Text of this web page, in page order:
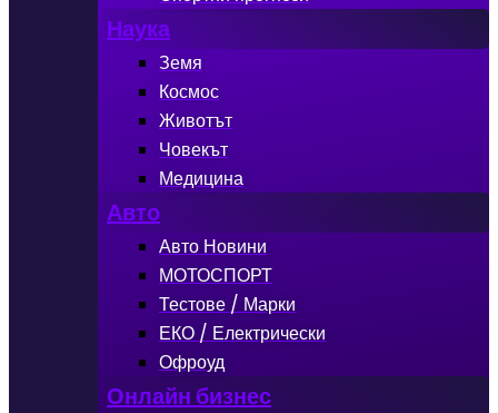
Наука
Земя
Космос
Животът
Човекът
Медицина
Авто
Авто Новини
МОТОСПОРТ
Тестове / Марки
ЕКО / Електрически
Офроуд
Онлайн бизнес